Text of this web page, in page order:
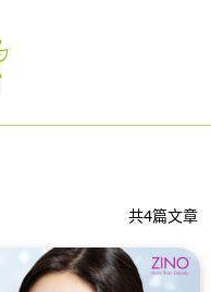
共4篇文章